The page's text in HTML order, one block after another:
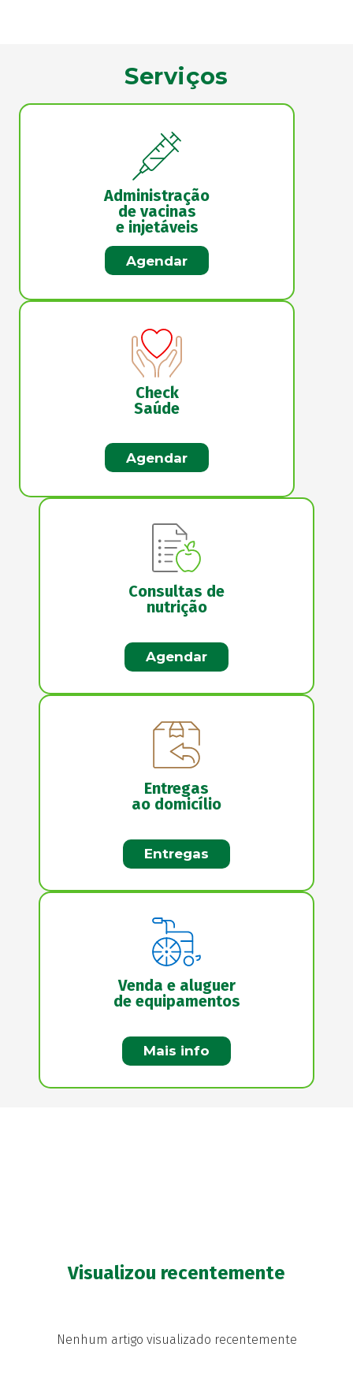
Serviços
Administração
de vacinas
e injetáveis
Agendar
Check
Saúde
Agendar
Consultas de
nutrição
Agendar
Entregas
ao domicílio
Entregas
Venda e aluguer
de equipamentos
Mais info
Visualizou recentemente
Nenhum artigo visualizado recentemente